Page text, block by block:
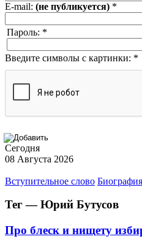
E-mail: (не публикуется) *
Пароль: *
Введите символы с картинки: *
Сегодня
08 Августа 2026
Вступительное слово Биография
Тег — Юрий Бутусов
Про блеск и нищету